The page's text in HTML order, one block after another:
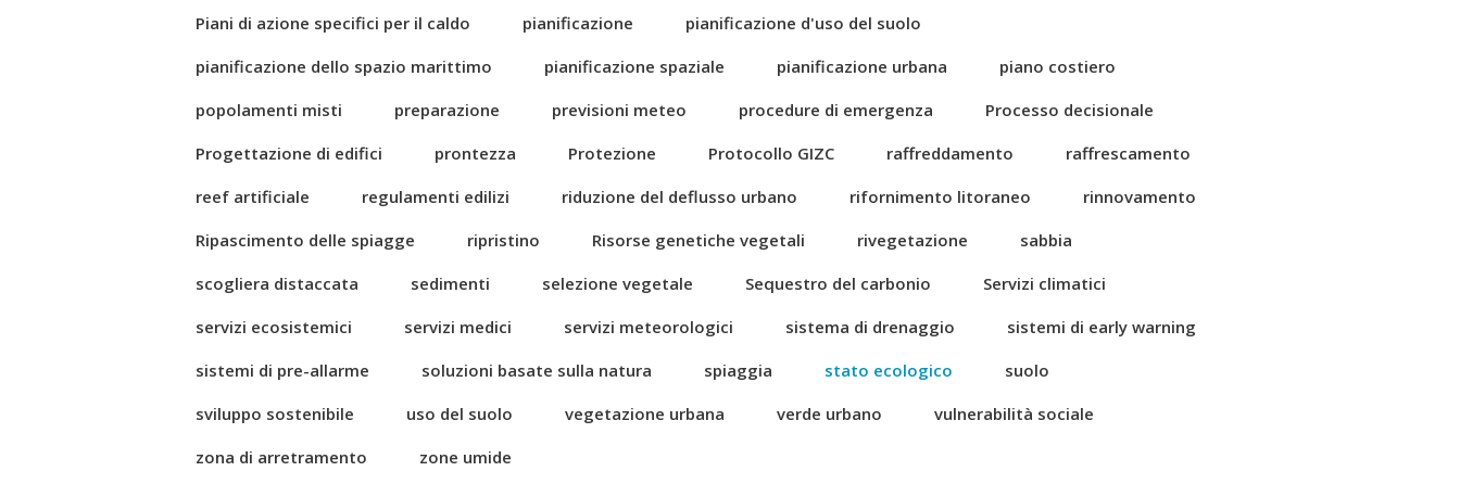
Piani di azione specifici per il caldo
pianificazione
pianificazione d'uso del suolo
pianificazione dello spazio marittimo
pianificazione spaziale pianificazione urbana
piano costiero
popolamenti misti
preparazione previsioni meteo procedure di emergenza
Processo decisionale
Progettazione di edifici
prontezza Protezione Protocollo GIZC raffreddamento
raffrescamento
reef artificiale
regulamenti edilizi riduzione del deflusso urbano rifornimento litoraneo
rinnovamento
Ripascimento delle spiagge
ripristino Risorse genetiche vegetali rivegetazione
sabbia
scogliera distaccata
sedimenti selezione vegetale Sequestro del carbonio
Servizi climatici
servizi ecosistemici
servizi medici servizi meteorologici sistema di drenaggio
sistemi di early warning
sistemi di pre-allarme
soluzioni basate sulla natura spiaggia stato ecologico
suolo
sviluppo sostenibile
uso del suolo vegetazione urbana verde urbano
vulnerabilità sociale
zona di arretramento
zone umide